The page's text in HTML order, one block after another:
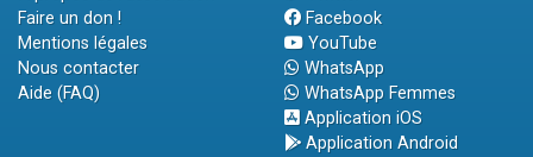
Faire un don !
Mentions légales
Nous contacter
Aide (FAQ)
Facebook
YouTube
WhatsApp
WhatsApp Femmes
Application iOS
Application Android